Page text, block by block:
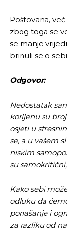
Poštovana,
zbog toga se
se manje
brinuli se o
Odgovor:
Nedostatak
korijenu su
osjeti u
se, a u vašem
niskim
su
Kako sebi
odluku da
ponašanje i
za razliku od